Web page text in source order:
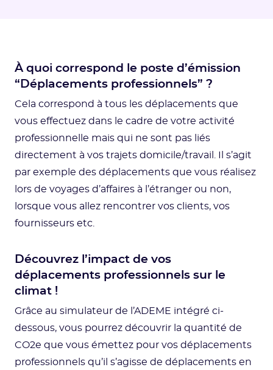
À quoi correspond le poste d’émission
“Déplacements professionnels” ?
Cela correspond à tous les déplacements que
vous effectuez dans le cadre de votre activité
professionnelle mais qui ne sont pas liés
directement à vos trajets domicile/travail. Il s’agit
par exemple des déplacements que vous réalisez
lors de voyages d’affaires à l’étranger ou non,
lorsque vous allez rencontrer vos clients, vos
fournisseurs etc.
Découvrez l’impact de vos
déplacements professionnels sur le
climat !
Grâce au simulateur de l’ADEME intégré ci-
dessous, vous pourrez découvrir la quantité de
CO2e que vous émettez pour vos déplacements
professionnels qu’il s’agisse de déplacements en